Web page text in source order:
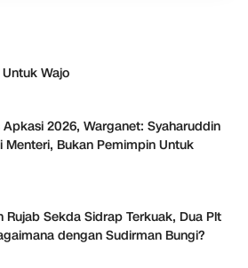
Wajo
Apkasi 2026, Warganet: Syaharuddin
Menteri, Bukan Pemimpin Untuk
Rujab Sekda Sidrap Terkuak, Dua Plt
dengan Sudirman Bungi?